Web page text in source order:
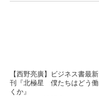
【西野亮廣】ビジネス書最新
刊『北極星 僕たちはどう働
くか』